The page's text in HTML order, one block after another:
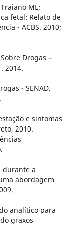
ML;
fetal: Relato de
- ACBS. 2010;
Drogas –
2014.
- SENAD.
e sintomas
2010.
durante a
abordagem
analítico para
graxos